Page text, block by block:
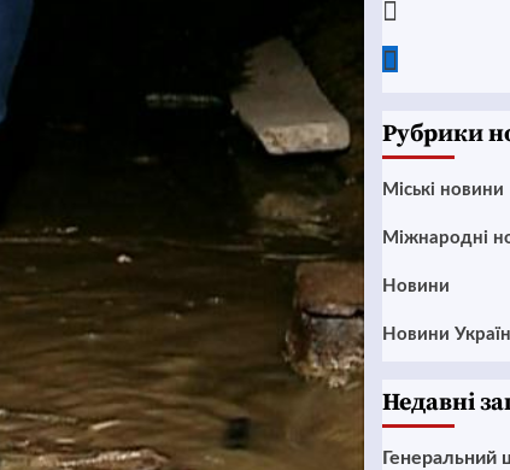
Рубрики
Mіські новини
Міжнародні
Новини
Новини
Недавні
Генеральний